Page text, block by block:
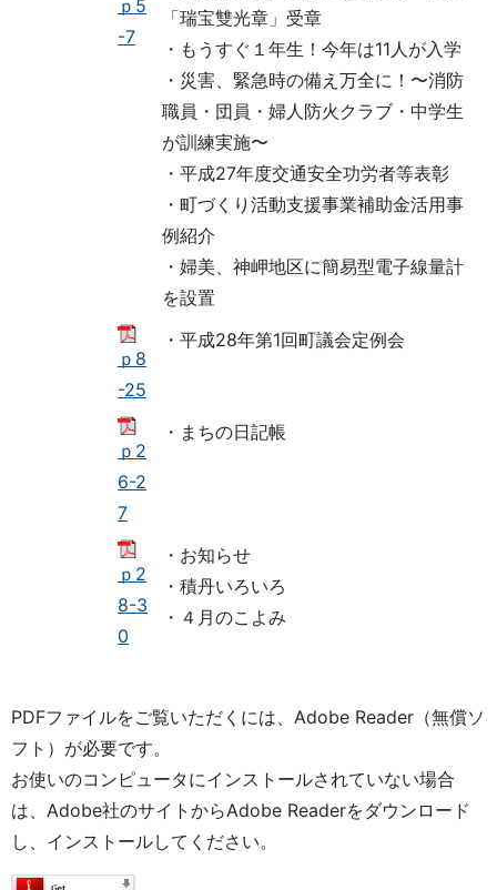
ｐ5
-7
「瑞宝雙光章」受章
・もうすぐ１年生！今年は11人が入学
・災害、緊急時の備え万全に！〜消防
職員・団員・婦人防火クラブ・中学生
が訓練実施〜
・平成27年度交通安全功労者等表彰
・町づくり活動支援事業補助金活用事
例紹介
・婦美、神岬地区に簡易型電子線量計
を設置
ｐ8
-25
・平成28年第1回町議会定例会
ｐ2
6-2
7
・まちの日記帳
ｐ2
8-3
0
・お知らせ
・積丹いろいろ
・４月のこよみ
PDFファイルをご覧いただくには、Adobe Reader（無償ソ
フト）が必要です。
お使いのコンピュータにインストールされていない場合
は、Adobe社のサイトからAdobe Readerをダウンロード
し、インストールしてください。